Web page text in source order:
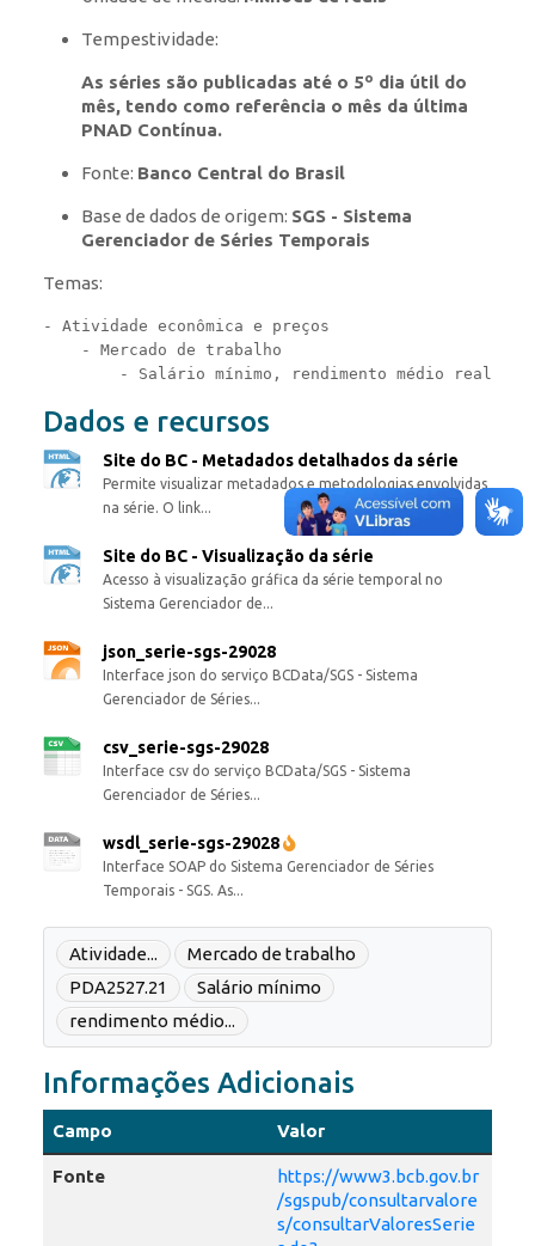
Tempestividade:
As séries são publicadas até o 5º dia útil do
mês, tendo como referência o mês da última
PNAD Contínua.
Fonte: Banco Central do Brasil
Base de dados de origem: SGS - Sistema
Gerenciador de Séries Temporais
Temas:
- Atividade econômica e preços
    - Mercado de trabalho
Dados e recursos
Site do BC - Metadados detalhados da série
Permite visualizar metadados e metodologias envolvidas
na série. O link...
Site do BC - Visualização da série
Acesso à visualização gráfica da série temporal no
Sistema Gerenciador de...
json_serie-sgs-29028
Interface json do serviço BCData/SGS - Sistema
Gerenciador de Séries...
csv_serie-sgs-29028
Interface csv do serviço BCData/SGS - Sistema
Gerenciador de Séries...
wsdl_serie-sgs-29028
Interface SOAP do Sistema Gerenciador de Séries
Temporais - SGS. As...
Atividade...
Mercado de trabalho
PDA2527.21
Salário mínimo
rendimento médio...
Informações Adicionais
Campo Valor
Fonte
https://www3.bcb.gov.br
/sgspub/consultarvalore
s/consultarValoresSerie